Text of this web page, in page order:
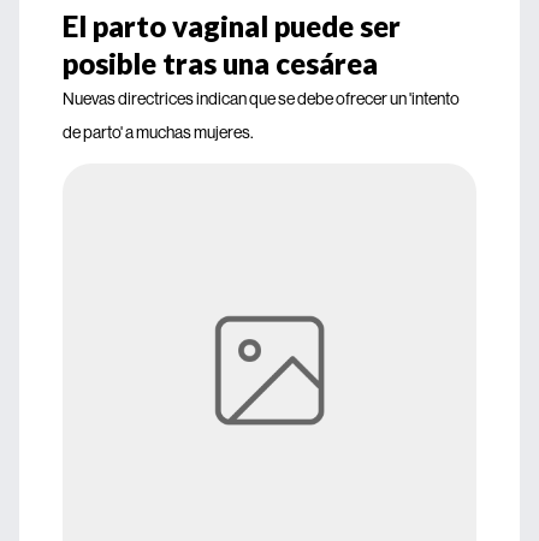
El parto vaginal puede ser
posible tras una cesárea
Nuevas directrices indican que se debe ofrecer un 'intento
de parto' a muchas mujeres.